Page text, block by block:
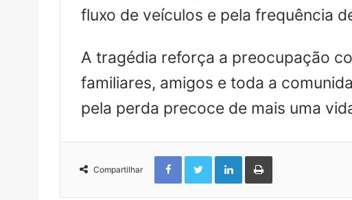
fluxo de veículos e pela frequência
A tragédia reforça a preocupação
familiares, amigos e toda a
pela perda precoce de mais uma
Compartilhar
FacebookTwitterLinkedinImprimir